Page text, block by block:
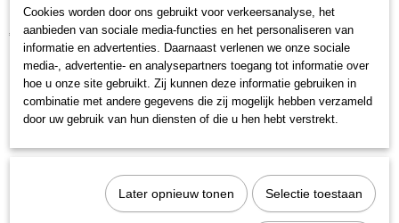
Kraftwerk 2035F10 Krachtbit zaagsnede 1,6 - 10 mm
€ 3,28
Kraftwerk 2035F06 Slagbit 5/16 sleuf 6
Cookies worden door ons gebruikt voor verkeersanalyse, het
aanbieden van sociale media-functies en het personaliseren van
informatie en advertenties. Daarnaast verlenen we onze sociale
media-, advertentie- en analysepartners toegang tot informatie over
hoe u onze site gebruikt. Zij kunnen deze informatie gebruiken in
combinatie met andere gegevens die zij mogelijk hebben verzameld
door uw gebruik van hun diensten of die u hen hebt verstrekt.
Later opnieuw tonen Selectie toestaan